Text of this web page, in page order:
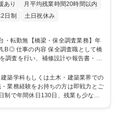
あり
月平均残業時間20時間以内
日制 土日祝休み
して橋
調査を行い、補修設計や報告書・提
保全調査のご経験が無い方でも基礎
！ 【具体的には】橋梁
般図、補修図面、マッピングによる
類の作成、補修設計業務などをお任
築学科もしくは土木・建築業界での
業務経験をお持ちの方は即戦力とご